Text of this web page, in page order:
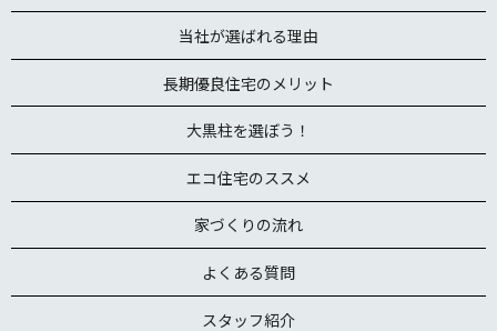
当社が選ばれる理由
長期優良住宅のメリット
大黒柱を選ぼう！
エコ住宅のススメ
家づくりの流れ
よくある質問
スタッフ紹介